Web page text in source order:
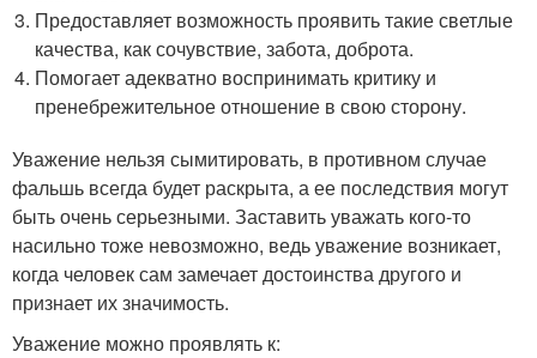
Предоставляет возможность проявить такие светлые
качества, как сочувствие, забота, доброта.
Помогает адекватно воспринимать критику и
пренебрежительное отношение в свою сторону.
Уважение нельзя сымитировать, в противном случае
фальшь всегда будет раскрыта, а ее последствия могут
быть очень серьезными. Заставить уважать кого-то
насильно тоже невозможно, ведь уважение возникает,
когда человек сам замечает достоинства другого и
признает их значимость.
Уважение можно проявлять к: